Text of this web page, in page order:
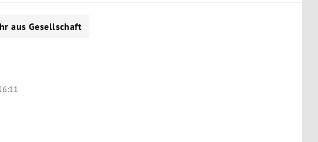
aus Gesellschaft